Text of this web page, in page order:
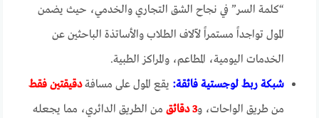
“كلمة السر” في نجاح الشق التجاري والخدمي، حيث يضمن
المول تواجداً مستمراً لآلاف الطلاب والأساتذة الباحثين عن
الخدمات اليومية، المطاعم، والمراكز الطبية.
شبكة ربط لوجستية فائقة: يقع المول على مسافةدقيقتين فقط
من طريق الواحات، و3 دقائق
من الطريق الدائري، مما يجعله